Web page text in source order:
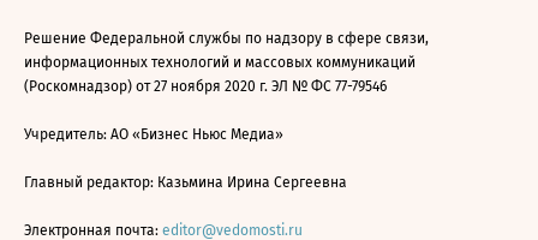
Решение Федеральной службы по надзору в сфере связи,
информационных технологий и массовых коммуникаций
(Роскомнадзор) от 27 ноября 2020 г. ЭЛ № ФС 77-79546
Учредитель: АО «Бизнес Ньюс Медиа»
Главный редактор: Казьмина Ирина Сергеевна
Электронная почта: editor@vedomosti.ru